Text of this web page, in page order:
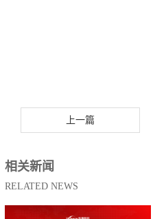
上一篇
相关新闻
RELATED NEWS